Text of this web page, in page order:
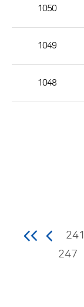
1050
1049
1048
241
247